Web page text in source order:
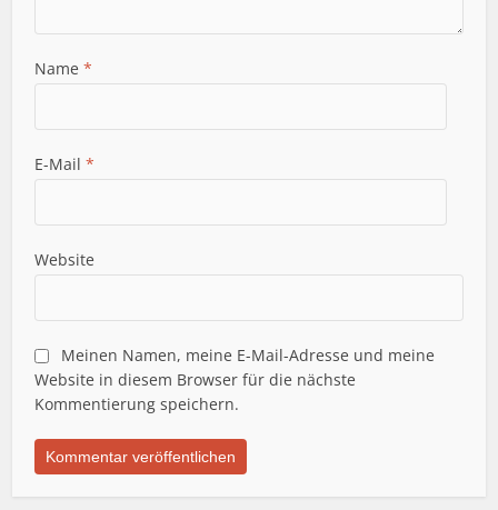
Name*
E-Mail*
Website
Meinen Namen, meine E-Mail-Adresse und meine
Website in diesem Browser für die nächste
Kommentierung speichern.